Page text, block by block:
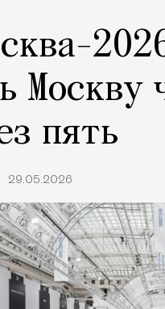
Москву
пять
29.05.2026